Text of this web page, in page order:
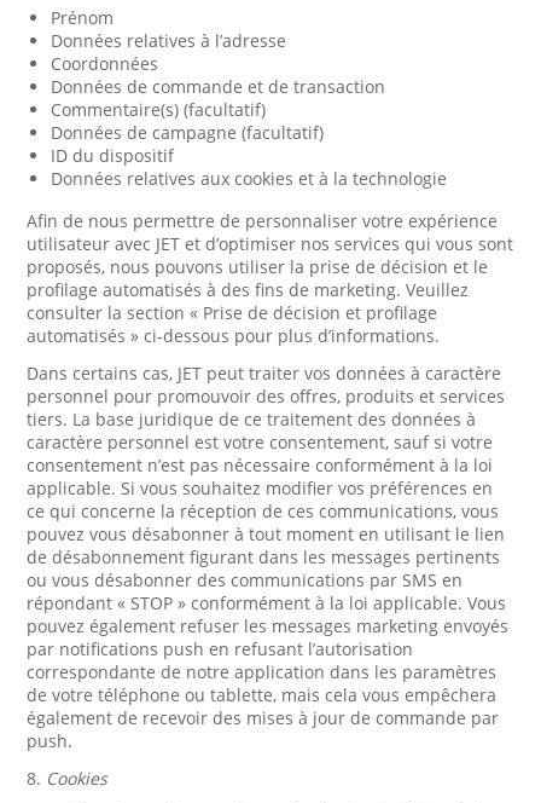
Prénom
Données relatives à l’adresse
Coordonnées
Données de commande et de transaction
Commentaire(s) (facultatif)
Données de campagne (facultatif)
ID du dispositif
Données relatives aux cookies et à la technologie
Afin de nous permettre de personnaliser votre expérience
utilisateur avec JET et d’optimiser nos services qui vous sont
proposés, nous pouvons utiliser la prise de décision et le
profilage automatisés à des fins de marketing. Veuillez
consulter la section « Prise de décision et profilage
automatisés » ci-dessous pour plus d’informations.
Dans certains cas, JET peut traiter vos données à caractère
personnel pour promouvoir des offres, produits et services
tiers. La base juridique de ce traitement des données à
caractère personnel est votre consentement, sauf si votre
consentement n’est pas nécessaire conformément à la loi
applicable. Si vous souhaitez modifier vos préférences en
ce qui concerne la réception de ces communications, vous
pouvez vous désabonner à tout moment en utilisant le lien
de désabonnement figurant dans les messages pertinents
ou vous désabonner des communications par SMS en
répondant « STOP » conformément à la loi applicable. Vous
pouvez également refuser les messages marketing envoyés
par notifications push en refusant l’autorisation
correspondante de notre application dans les paramètres
de votre téléphone ou tablette, mais cela vous empêchera
également de recevoir des mises à jour de commande par
push.
8. Cookies